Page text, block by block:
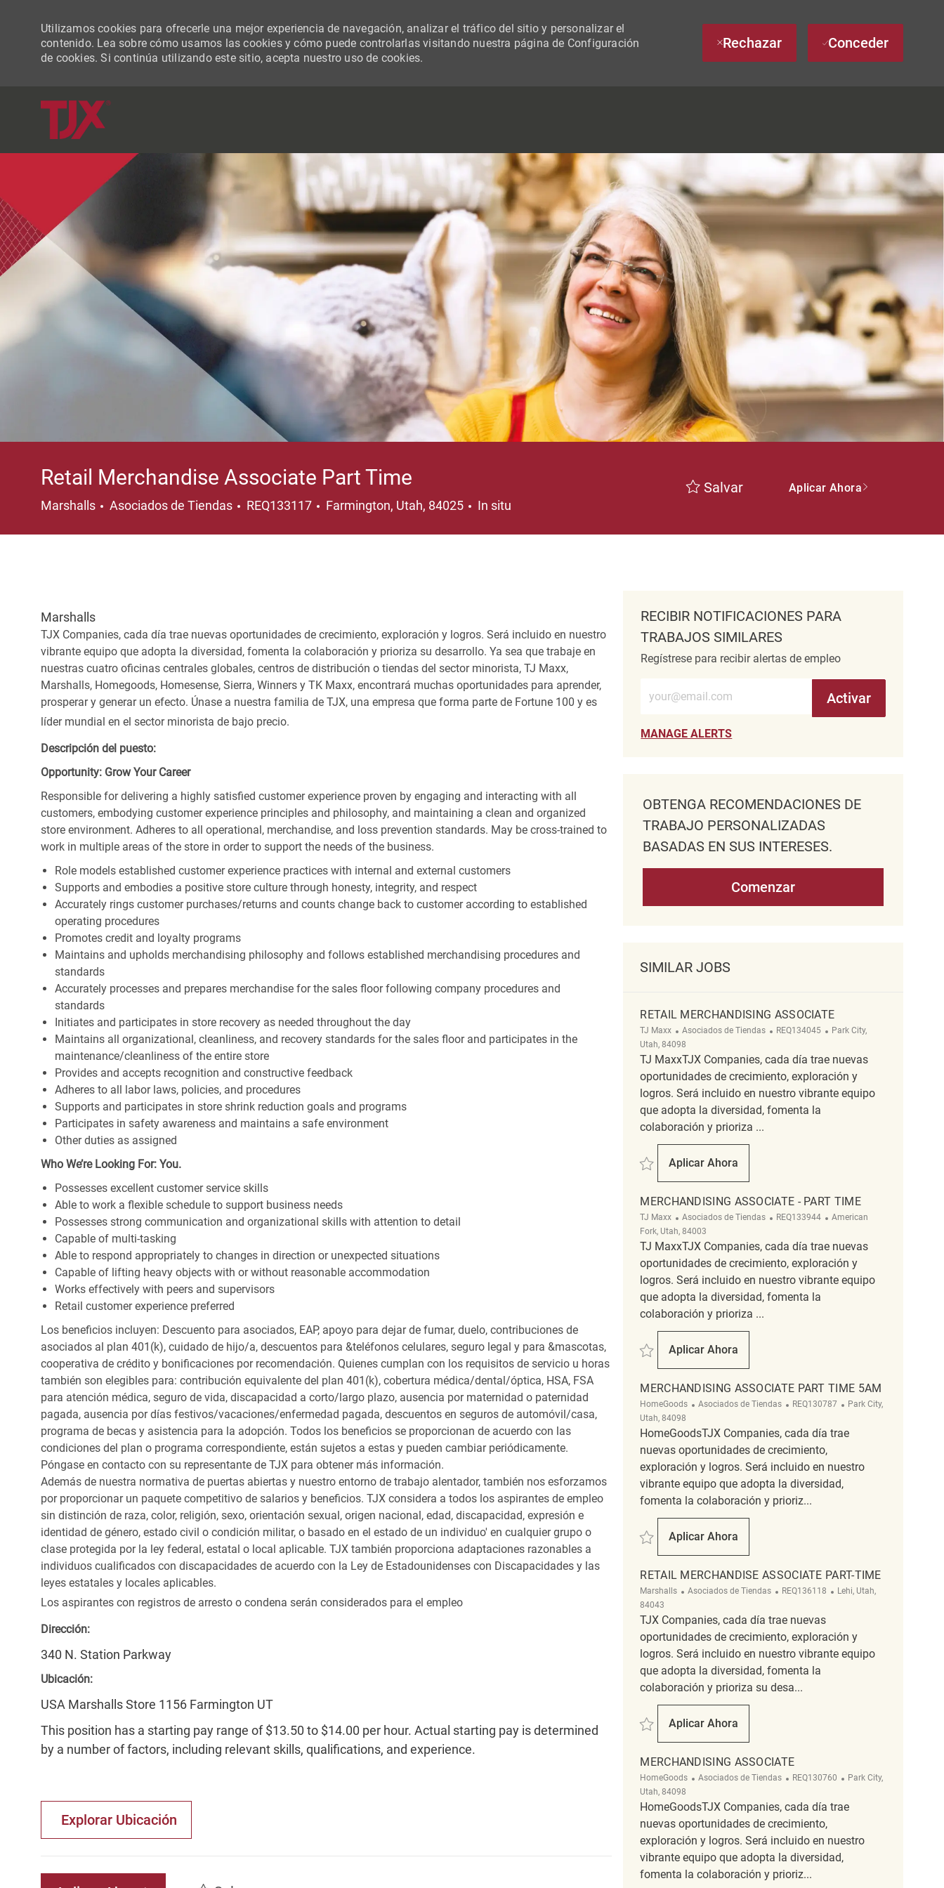
Utilizamos cookies para ofrecerle una mejor experiencia de navegación, analizar el tráfico del sitio y personalizar el
contenido. Lea sobre cómo usamos las cookies y cómo puede controlarlas visitando nuestra página de Configuración
de cookies. Si continúa utilizando este sitio, acepta nuestro uso de cookies.
Rechazar Conceder
Retail Merchandise Associate Part Time
Marshalls Categoría
Asociados de Tiendas REQ133117 Ubicación
Farmington, Utah, 84025 In situ
Salvar Aplicar Ahora
Marshalls
TJX Companies, cada día trae nuevas oportunidades de crecimiento, exploración y logros. Será incluido en nuestro
vibrante equipo que adopta la diversidad, fomenta la colaboración y prioriza su desarrollo. Ya sea que trabaje en
nuestras cuatro oficinas centrales globales, centros de distribución o tiendas del sector minorista, TJ Maxx,
Marshalls, Homegoods, Homesense, Sierra, Winners y TK Maxx, encontrará muchas oportunidades para aprender,
prosperar y generar un efecto. Únase a nuestra familia de TJX, una empresa que forma parte de Fortune 100 y es
líder mundial en el sector minorista de bajo precio.
Descripción del puesto:
Opportunity: Grow Your Career
Responsible for delivering a highly satisfied customer experience proven by engaging and interacting with all
customers, embodying customer experience principles and philosophy, and maintaining a clean and organized
store environment. Adheres to all operational, merchandise, and loss prevention standards. May be cross-trained to
work in multiple areas of the store in order to support the needs of the business.
Role models established customer experience practices with internal and external customers
Supports and embodies a positive store culture through honesty, integrity, and respect
Accurately rings customer purchases/returns and counts change back to customer according to established
operating procedures
Promotes credit and loyalty programs
Maintains and upholds merchandising philosophy and follows established merchandising procedures and
standards
Accurately processes and prepares merchandise for the sales floor following company procedures and
standards
Initiates and participates in store recovery as needed throughout the day
Maintains all organizational, cleanliness, and recovery standards for the sales floor and participates in the
maintenance/cleanliness of the entire store
Provides and accepts recognition and constructive feedback
Adheres to all labor laws, policies, and procedures
Supports and participates in store shrink reduction goals and programs
Participates in safety awareness and maintains a safe environment
Other duties as assigned
Who We’re Looking For: You.
Possesses excellent customer service skills
Able to work a flexible schedule to support business needs
Possesses strong communication and organizational skills with attention to detail
Capable of multi-tasking
Able to respond appropriately to changes in direction or unexpected situations
Capable of lifting heavy objects with or without reasonable accommodation
Works effectively with peers and supervisors
Retail customer experience preferred
Los beneficios incluyen: Descuento para asociados, EAP, apoyo para dejar de fumar, duelo, contribuciones de
asociados al plan 401(k), cuidado de hijo/a, descuentos para &teléfonos celulares, seguro legal y para &mascotas,
cooperativa de crédito y bonificaciones por recomendación. Quienes cumplan con los requisitos de servicio u horas
también son elegibles para: contribución equivalente del plan 401(k), cobertura médica/dental/óptica, HSA, FSA
para atención médica, seguro de vida, discapacidad a corto/largo plazo, ausencia por maternidad o paternidad
pagada, ausencia por días festivos/vacaciones/enfermedad pagada, descuentos en seguros de automóvil/casa,
programa de becas y asistencia para la adopción. Todos los beneficios se proporcionan de acuerdo con las
condiciones del plan o programa correspondiente, están sujetos a estas y pueden cambiar periódicamente.
Póngase en contacto con su representante de TJX para obtener más información.
Además de nuestra normativa de puertas abiertas y nuestro entorno de trabajo alentador, también nos esforzamos
por proporcionar un paquete competitivo de salarios y beneficios. TJX considera a todos los aspirantes de empleo
sin distinción de raza, color, religión, sexo, orientación sexual, origen nacional, edad, discapacidad, expresión e
identidad de género, estado civil o condición militar, o basado en el estado de un individuo' en cualquier grupo o
clase protegida por la ley federal, estatal o local aplicable. TJX también proporciona adaptaciones razonables a
individuos cualificados con discapacidades de acuerdo con la Ley de Estadounidenses con Discapacidades y las
leyes estatales y locales aplicables.
Los aspirantes con registros de arresto o condena serán considerados para el empleo
Dirección:
340 N. Station Parkway
Ubicación:
USA Marshalls Store 1156 Farmington UT
This position has a starting pay range of $13.50 to $14.00 per hour. Actual starting pay is determined
by a number of factors, including relevant skills, qualifications, and experience.
Explorar Ubicación
RECIBIR NOTIFICACIONES PARA
TRABAJOS SIMILARES
Regístrese para recibir alertas de empleo
Introduzca la dirección de correo electrónico (obligatorio)
Activar
MANAGE ALERTS
OBTENGA RECOMENDACIONES DE
TRABAJO PERSONALIZADAS
BASADAS EN SUS INTERESES.
Comenzar
SIMILAR JOBS
RETAIL MERCHANDISING ASSOCIATE
TJ Maxx Categoría
Asociados de Tiendas ReqId
REQ134045 Ubicación
Park City,
Utah, 84098
TJ MaxxTJX Companies, cada día trae nuevas
oportunidades de crecimiento, exploración y
logros. Será incluido en nuestro vibrante equipo
que adopta la diversidad, fomenta la
colaboración y prioriza ...
Salvar Retail Merchandising Associate REQ134045
Aplicar Ahora
Retail Merchandising Associate
MERCHANDISING ASSOCIATE - PART TIME
TJ Maxx Categoría
Asociados de Tiendas ReqId
REQ133944 Ubicación
American
Fork, Utah, 84003
TJ MaxxTJX Companies, cada día trae nuevas
oportunidades de crecimiento, exploración y
logros. Será incluido en nuestro vibrante equipo
que adopta la diversidad, fomenta la
colaboración y prioriza ...
Salvar Merchandising Associate - Part Time REQ133944
Aplicar Ahora
Merchandising Associate - Part Time
MERCHANDISING ASSOCIATE PART TIME 5AM
HomeGoods Categoría
Asociados de Tiendas ReqId
REQ130787 Ubicación
Park City,
Utah, 84098
HomeGoodsTJX Companies, cada día trae
nuevas oportunidades de crecimiento,
exploración y logros. Será incluido en nuestro
vibrante equipo que adopta la diversidad,
fomenta la colaboración y prioriz...
Salvar Merchandising Associate Part Time 5am REQ130787
Aplicar Ahora
Merchandising Associate Part Time 5am
RETAIL MERCHANDISE ASSOCIATE PART-TIME
Marshalls Categoría
Asociados de Tiendas ReqId
REQ136118 Ubicación
Lehi, Utah,
84043
TJX Companies, cada día trae nuevas
oportunidades de crecimiento, exploración y
logros. Será incluido en nuestro vibrante equipo
que adopta la diversidad, fomenta la
colaboración y prioriza su desa...
Salvar Retail Merchandise Associate Part-Time REQ136118
Aplicar Ahora
Retail Merchandise Associate Part-Time
MERCHANDISING ASSOCIATE
HomeGoods Categoría
Asociados de Tiendas ReqId
REQ130760 Ubicación
Park City,
Utah, 84098
HomeGoodsTJX Companies, cada día trae
nuevas oportunidades de crecimiento,
exploración y logros. Será incluido en nuestro
vibrante equipo que adopta la diversidad,
fomenta la colaboración y prioriz...